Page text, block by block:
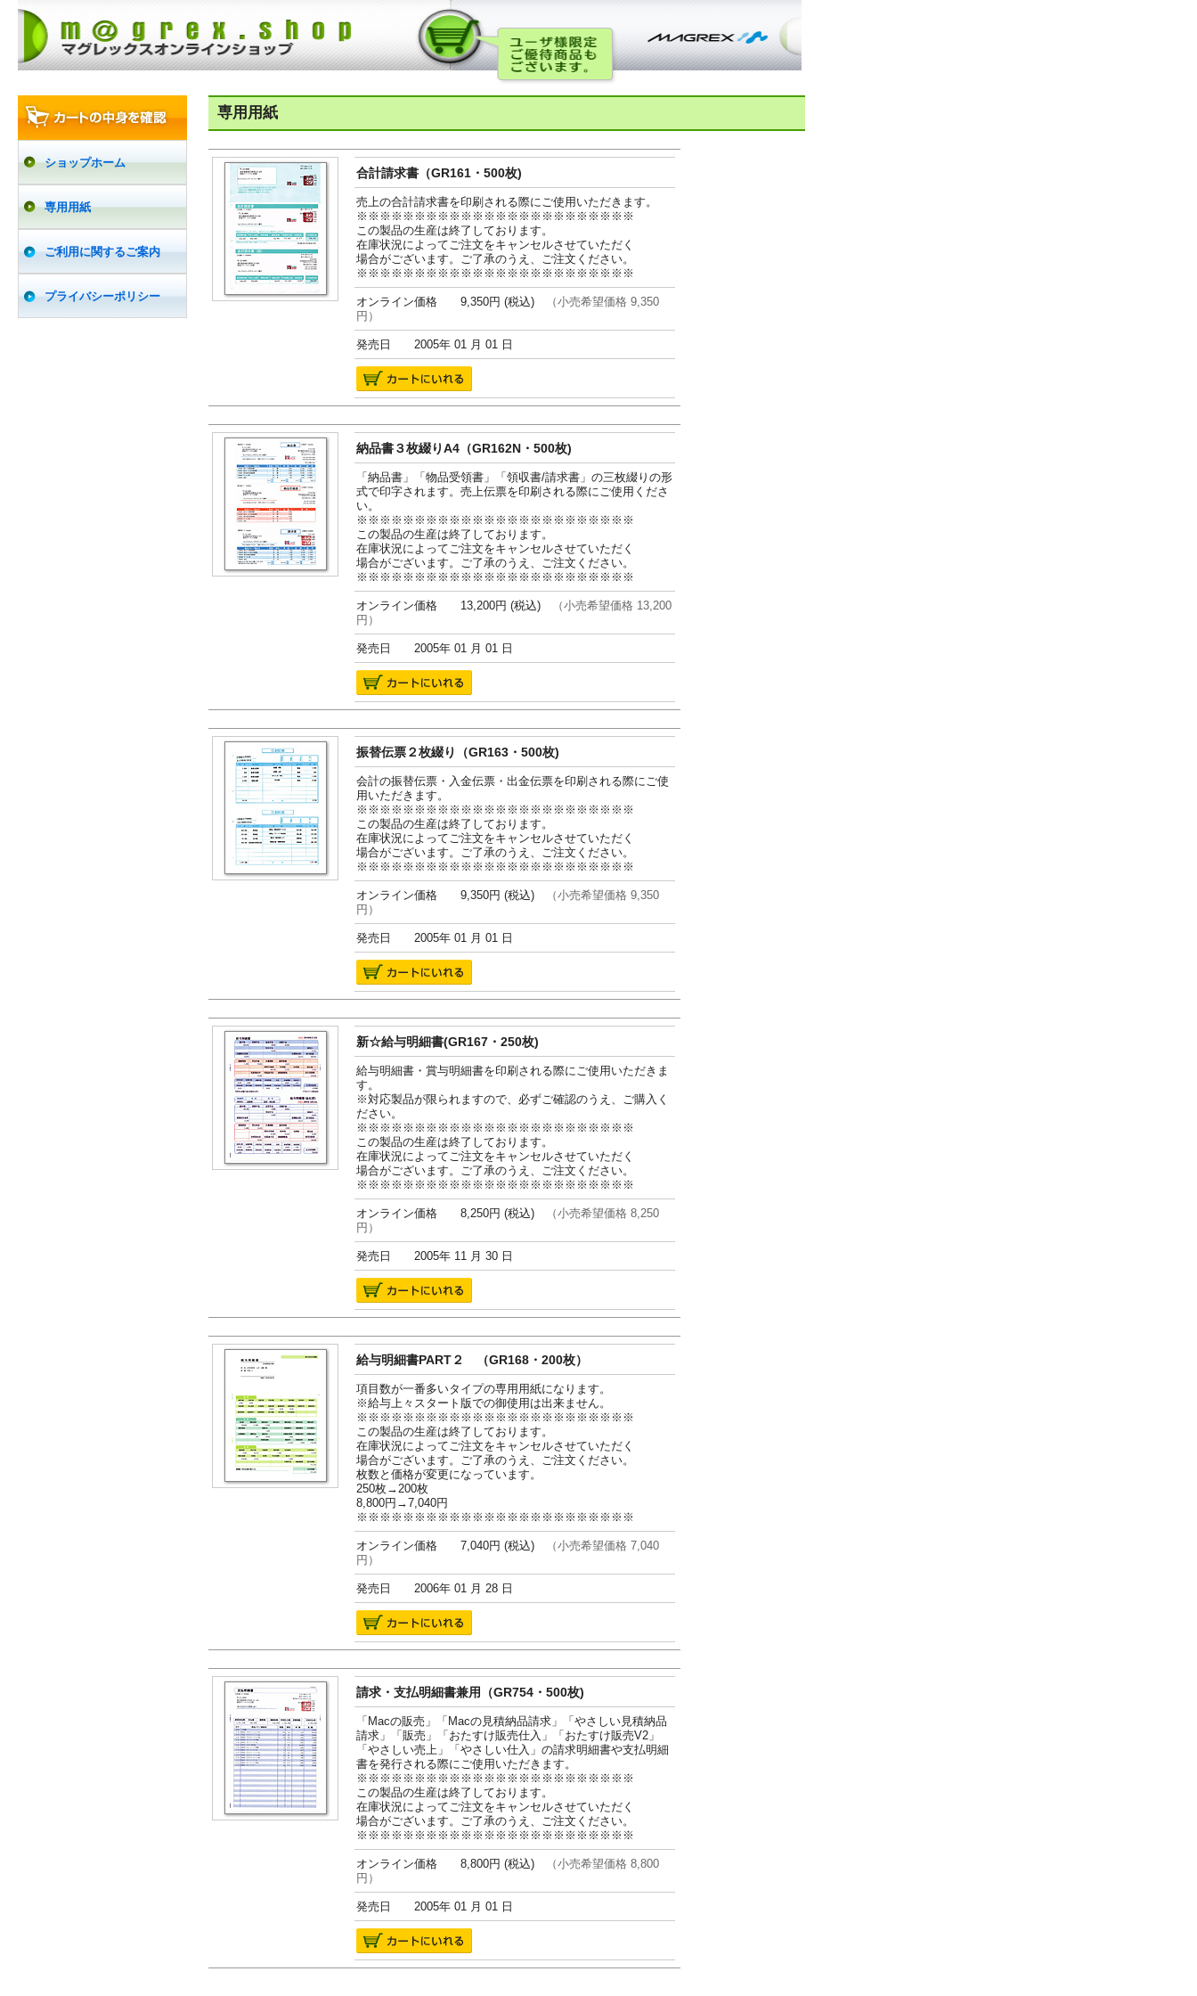
ショップホーム
専用用紙
ご利用に関するご案内
プライバシーポリシー
専用用紙
合計請求書（GR161・500枚)
売上の合計請求書を印刷される際にご使用いただきます。
※※※※※※※※※※※※※※※※※※※※※※※※
この製品の生産は終了しております。
在庫状況によってご注文をキャンセルさせていただく
場合がございます。ご了承のうえ、ご注文ください。
※※※※※※※※※※※※※※※※※※※※※※※※
オンライン価格 9,350円 (税込)
（小売希望価格 9,350
円）
発売日 2005年 01 月 01 日
納品書３枚綴りA4（GR162N・500枚)
「納品書」「物品受領書」「領収書/請求書」の三枚綴りの形
式で印字されます。売上伝票を印刷される際にご使用くださ
い。
※※※※※※※※※※※※※※※※※※※※※※※※
この製品の生産は終了しております。
在庫状況によってご注文をキャンセルさせていただく
場合がございます。ご了承のうえ、ご注文ください。
※※※※※※※※※※※※※※※※※※※※※※※※
オンライン価格 13,200円 (税込)
（小売希望価格 13,200
円）
発売日 2005年 01 月 01 日
振替伝票２枚綴り（GR163・500枚)
会計の振替伝票・入金伝票・出金伝票を印刷される際にご使
用いただきます。
※※※※※※※※※※※※※※※※※※※※※※※※
この製品の生産は終了しております。
在庫状況によってご注文をキャンセルさせていただく
場合がございます。ご了承のうえ、ご注文ください。
※※※※※※※※※※※※※※※※※※※※※※※※
オンライン価格 9,350円 (税込)
（小売希望価格 9,350
円）
発売日 2005年 01 月 01 日
新☆給与明細書(GR167・250枚)
給与明細書・賞与明細書を印刷される際にご使用いただきま
す。
※対応製品が限られますので、必ずご確認のうえ、ご購入く
ださい。
※※※※※※※※※※※※※※※※※※※※※※※※
この製品の生産は終了しております。
在庫状況によってご注文をキャンセルさせていただく
場合がございます。ご了承のうえ、ご注文ください。
※※※※※※※※※※※※※※※※※※※※※※※※
オンライン価格 8,250円 (税込)
（小売希望価格 8,250
円）
発売日 2005年 11 月 30 日
給与明細書PART２ （GR168・200枚）
項目数が一番多いタイプの専用用紙になります。
※給与上々スタート版での御使用は出来ません。
※※※※※※※※※※※※※※※※※※※※※※※※
この製品の生産は終了しております。
在庫状況によってご注文をキャンセルさせていただく
場合がございます。ご了承のうえ、ご注文ください。
枚数と価格が変更になっています。
250枚→200枚
8,800円→7,040円
※※※※※※※※※※※※※※※※※※※※※※※※
オンライン価格 7,040円 (税込)
（小売希望価格 7,040
円）
発売日 2006年 01 月 28 日
請求・支払明細書兼用（GR754・500枚)
「Macの販売」「Macの見積納品請求」「やさしい見積納品
請求」「販売」「おたすけ販売仕入」「おたすけ販売V2」
「やさしい売上」「やさしい仕入」の請求明細書や支払明細
書を発行される際にご使用いただきます。
※※※※※※※※※※※※※※※※※※※※※※※※
この製品の生産は終了しております。
在庫状況によってご注文をキャンセルさせていただく
場合がございます。ご了承のうえ、ご注文ください。
※※※※※※※※※※※※※※※※※※※※※※※※
オンライン価格 8,800円 (税込)
（小売希望価格 8,800
円）
発売日 2005年 01 月 01 日